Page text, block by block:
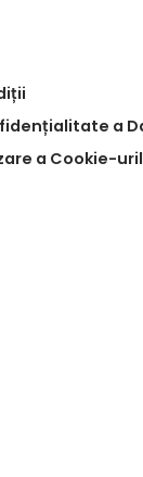
a
a Cookie-